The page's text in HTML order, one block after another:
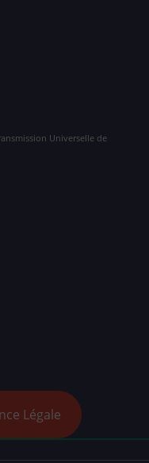
Universelle de
Légale